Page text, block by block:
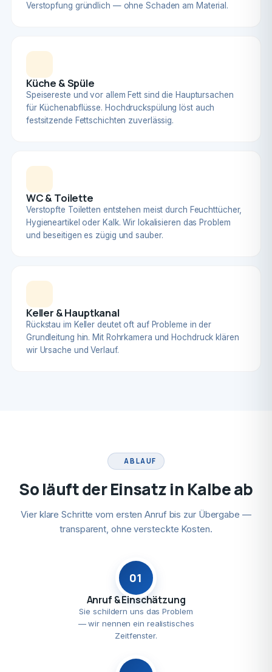
Verstopfung gründlich — ohne Schaden am Material.
Küche & Spüle
Speisereste und vor allem Fett sind die Hauptursachen
für Küchenabflüsse. Hochdruckspülung löst auch
festsitzende Fettschichten zuverlässig.
WC & Toilette
Verstopfte Toiletten entstehen meist durch Feuchttücher,
Hygieneartikel oder Kalk. Wir lokalisieren das Problem
und beseitigen es zügig und sauber.
Keller & Hauptkanal
Rückstau im Keller deutet oft auf Probleme in der
Grundleitung hin. Mit Rohrkamera und Hochdruck klären
wir Ursache und Verlauf.
ABLAUF
So läuft der Einsatz in Kalbe ab
Vier klare Schritte vom ersten Anruf bis zur Übergabe —
transparent, ohne versteckte Kosten.
01
Anruf & Einschätzung
Sie schildern uns das Problem
— wir nennen ein realistisches
Zeitfenster.